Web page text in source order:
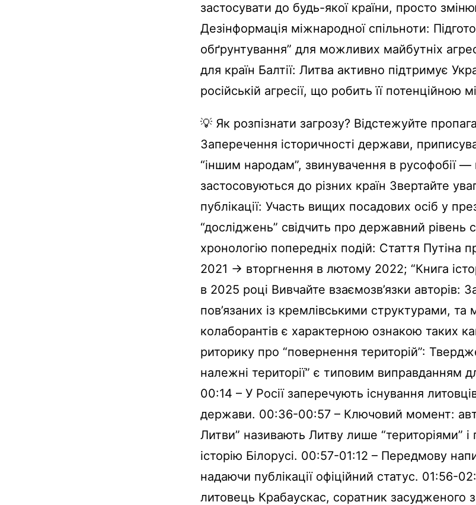
застосувати до будь-якої країни, просто
Дезінформація міжнародної спільноти:
обґрунтування” для можливих майбутніх
для країн Балтії: Литва активно підтримує
російській агресії, що робить її
💡 Як розпізнати загрозу? Відстежуйте
Заперечення історичності держави,
“іншим народам”, звинувачення в русофобії
застосовуються до різних країн Звертайте
публікації: Участь вищих посадових осіб у
“досліджень” свідчить про державний рівень
хронологію попередніх подій: Стаття Путіна
2021 → вторгнення в лютому 2022; “Книга
в 2025 році Вивчайте взаємозв’язки авторів:
пов’язаних із кремлівськими структурами, та
колаборантів є характерною ознакою таких
риторику про “повернення територій”:
належні території” є типовим виправданням
00:14 – У Росії заперечують існування
держави. 00:36-00:57 – Ключовий момент:
Литви” називають Литву лише “територіями” і
історію Білорусі. 00:57-01:12 – Передмову
надаючи публікації офіційний статус. 01:56-
литовець Крабаускас, соратник засудженого